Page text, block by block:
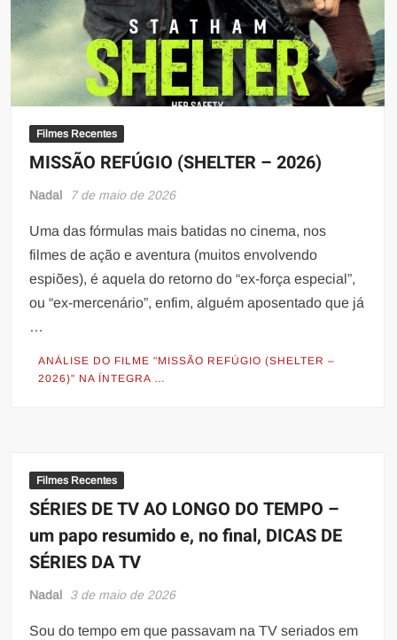
Filmes Recentes
MISSÃO REFÚGIO (SHELTER – 2026)
Nadal 7 de maio de 2026
Uma das fórmulas mais batidas no cinema, nos
filmes de ação e aventura (muitos envolvendo
espiões), é aquela do retorno do “ex-força especial”,
ou “ex-mercenário”, enfim, alguém aposentado que já
…
ANÁLISE DO FILME "MISSÃO REFÚGIO (SHELTER –
2026)" NA ÍNTEGRA …
Filmes Recentes
SÉRIES DE TV AO LONGO DO TEMPO –
um papo resumido e, no final, DICAS DE
SÉRIES DA TV
Nadal 3 de maio de 2026
Sou do tempo em que passavam na TV seriados em